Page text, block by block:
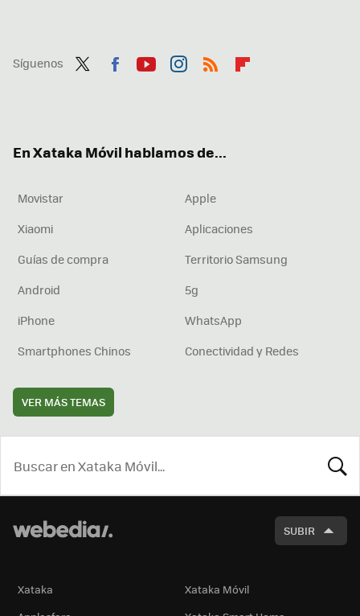
Síguenos
En Xataka Móvil hablamos de...
Movistar
Apple
Xiaomi
Aplicaciones
Guías de compra
Territorio Samsung
Android
5g
iPhone
WhatsApp
Smartphones Chinos
Conectividad y Redes
VER MÁS TEMAS
SUBIR
Xataka
Xataka Móvil